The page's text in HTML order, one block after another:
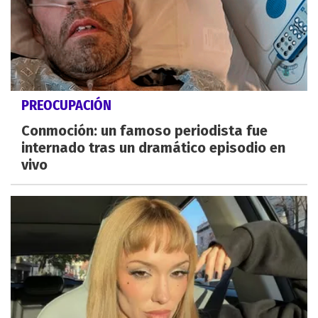
PREOCUPACIÓN
Conmoción: un famoso periodista fue
internado tras un dramático episodio en
vivo